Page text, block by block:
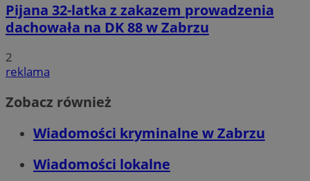
Pijana 32-latka z zakazem prowadzenia
dachowała na DK 88 w Zabrzu
2
reklama
Zobacz również
Wiadomości kryminalne w Zabrzu
Wiadomości lokalne